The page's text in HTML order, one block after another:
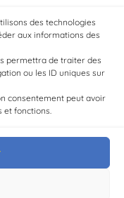
des technologies
aux informations des
permettra de traiter des
ou les ID uniques sur
consentement peut avoir
et fonctions.
droits réservés.